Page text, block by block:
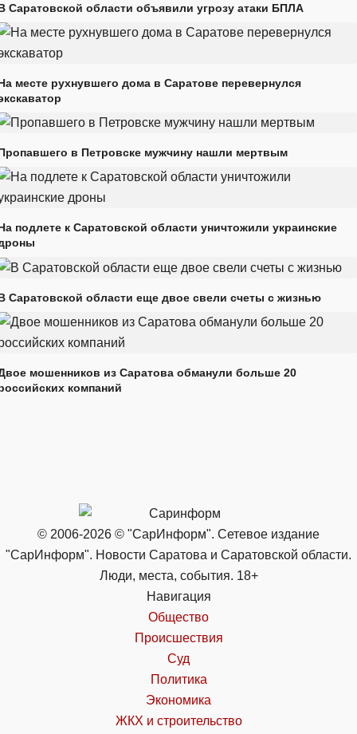
Саратовской области объявили угрозу атаки БПЛА
месте рухнувшего дома в Саратове перевернулся
в Петровске мужчину нашли мертвым
подлете к Саратовской области уничтожили украинские
Саратовской области еще двое свели счеты с жизнью
мошенников из Саратова обманули больше 20
компаний
© 2006-2026 © "СарИнформ". Сетевое издание
"СарИнформ". Новости Саратова и Саратовской области.
Люди, места, события. 18+
Навигация
Общество
Происшествия
Суд
Политика
Экономика
ЖКХ и строительство